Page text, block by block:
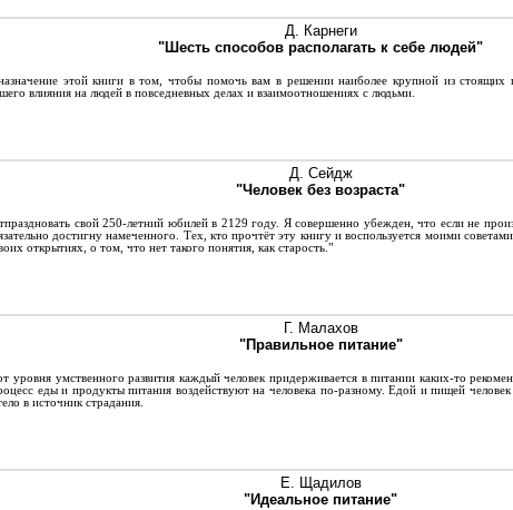
Д. Карнеги
"Шесть способов располагать к себе людей"
этой книги в том, чтобы помочь вам в решении наиболее крупной из
влияния на людей в повседневных делах и взаимоотношениях с людьми.
Д. Сейдж
"Человек без возраста"
свой 250-летний юбилей в 2129 году. Я совершенно убежден, что если не
достигну намеченного. Тех, кто прочтёт эту книгу и воспользуется моими
открытиях, о том, что нет такого понятия, как старость."
Г. Малахов
"Правильное питание"
уровня умственного развития каждый человек придерживается в питании каких-то
еды и продукты питания воздействуют на человека по-разному. Едой и пищей
в источник страдания.
Е. Щадилов
"Идеальное питание"